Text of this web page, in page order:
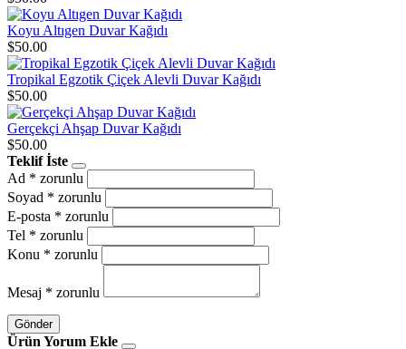
Koyu Altıgen Duvar Kağıdı
$50.00
Tropikal Egzotik Çiçek Alevli Duvar Kağıdı
$50.00
Gerçekçi Ahşap Duvar Kağıdı
$50.00
Teklif İste
Ad * zorunlu
Soyad * zorunlu
E-posta * zorunlu
Tel * zorunlu
Konu * zorunlu
Mesaj * zorunlu
Gönder
Ürün Yorum Ekle